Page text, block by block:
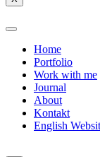
Home
Portfolio
Work with me
Journal
About
Kontakt
English